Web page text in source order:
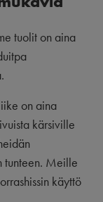
tuolit on aina
on aina
kärsiville
tunteen. Meille
käyttö